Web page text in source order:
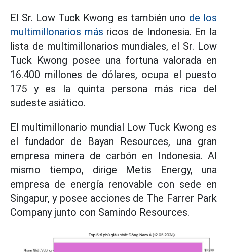
El Sr. Low Tuck Kwong es también uno de los
multimillonarios más ricos de Indonesia. En la
lista de multimillonarios mundiales, el Sr. Low
Tuck Kwong posee una fortuna valorada en
16.400 millones de dólares, ocupa el puesto
175 y es la quinta persona más rica del
sudeste asiático.
El multimillonario mundial Low Tuck Kwong es
el fundador de Bayan Resources, una gran
empresa minera de carbón en Indonesia. Al
mismo tiempo, dirige Metis Energy, una
empresa de energía renovable con sede en
Singapur, y posee acciones de The Farrer Park
Company junto con Samindo Resources.